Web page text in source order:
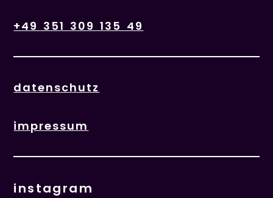
+49 351 309 135 49
datenschutz
impressum
instagram